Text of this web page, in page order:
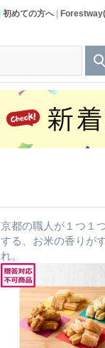
初めての方へ|
京都の職人が１つ１
する、お米の香りが
れ。